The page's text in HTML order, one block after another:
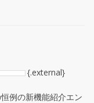
{.external}
例の新機能紹介エン